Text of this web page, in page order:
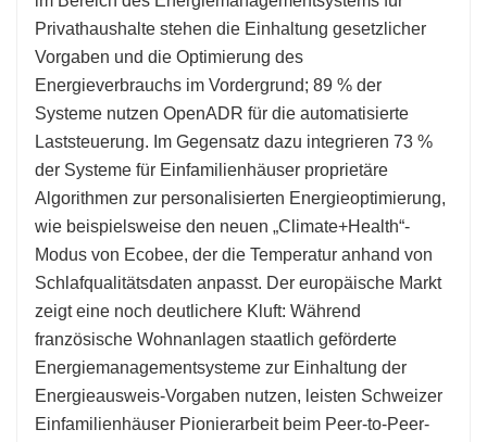
Privathaushalte stehen die Einhaltung gesetzlicher
Vorgaben und die Optimierung des
Energieverbrauchs im Vordergrund; 89 % der
Systeme nutzen OpenADR für die automatisierte
Laststeuerung. Im Gegensatz dazu integrieren 73 %
der Systeme für Einfamilienhäuser proprietäre
Algorithmen zur personalisierten Energieoptimierung,
wie beispielsweise den neuen „Climate+Health“-
Modus von Ecobee, der die Temperatur anhand von
Schlafqualitätsdaten anpasst. Der europäische Markt
zeigt eine noch deutlichere Kluft: Während
französische Wohnanlagen staatlich geförderte
Energiemanagementsysteme zur Einhaltung der
Energieausweis-Vorgaben nutzen, leisten Schweizer
Einfamilienhäuser Pionierarbeit beim Peer-to-Peer-